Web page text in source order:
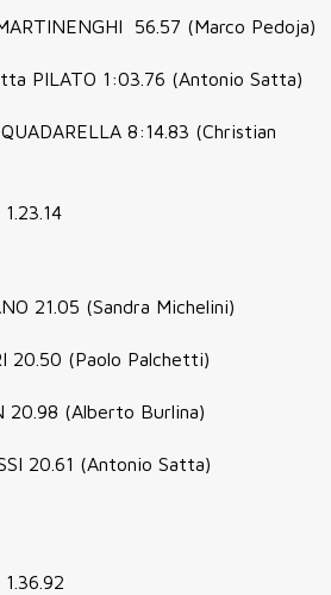
56.57 (Marco Pedoja)
PILATO 1:03.76 (Antonio Satta)
8:14.83 (Christian
21.05 (Sandra Michelini)
20.50 (Paolo Palchetti)
20.98 (Alberto Burlina)
20.61 (Antonio Satta)